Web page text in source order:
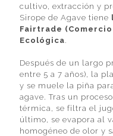
cultivo, extracción y
Sirope de Agave tiene
Fairtrade
Ecológica.
Después de un largo
entre 5 a 7 años), la
y se muele la piña
agave. Tras un
térmica, se filtra el
último, se evapora al
homogéneo de olor y